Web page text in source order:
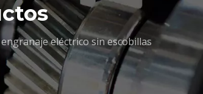
eléctrico sin escobillas